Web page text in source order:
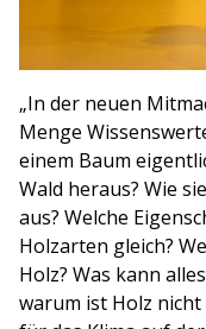
„In der neuen
Menge
einem Baum
Wald heraus? Wie
aus? Welche
Holzarten gleich?
Holz? Was kann
warum ist Holz